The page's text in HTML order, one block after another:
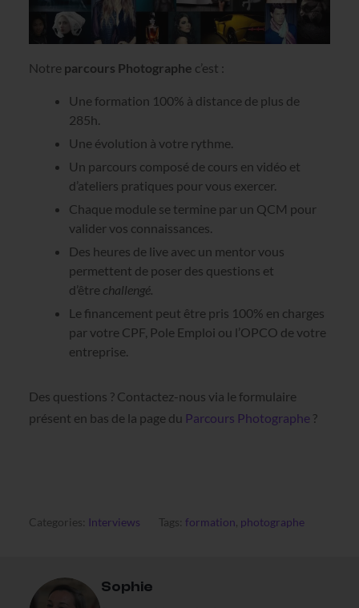
Notre parcours Photographe c’est :
Une formation 100% à distance de plus de
285h.
Une évolution à votre rythme.
Un parcours composé de cours en vidéo et
d’ateliers pratiques pour vous exercer.
Chaque module se termine par un QCM pour
valider vos connaissances.
Des heures de live avec un mentor vous
permettent de poser des questions et
d’être challengé.
Le financement peut être pris 100% en charges
par votre CPF, Pole Emploi ou l’OPCO de votre
entreprise.
Des questions ? Contactez-nous via le formulaire
présent en bas de la page du Parcours Photographe ?
Categories: Interviews Tags: formation photographe
Sophie